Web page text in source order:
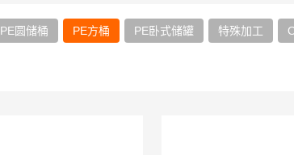
PE圆储桶 PE方桶 PE卧式储罐 特殊加工